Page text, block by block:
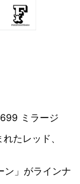
ミラージ
たレッド、
ン」がラインナ